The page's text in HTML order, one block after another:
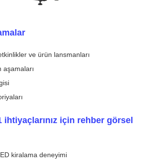
ve ürün lansmanları
aşamaları
ihtiyaçlarınız için rehber görsel
kiralama deneyimi